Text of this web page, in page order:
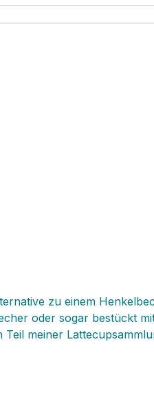
zu einem
oder sogar bestückt
Teil meiner